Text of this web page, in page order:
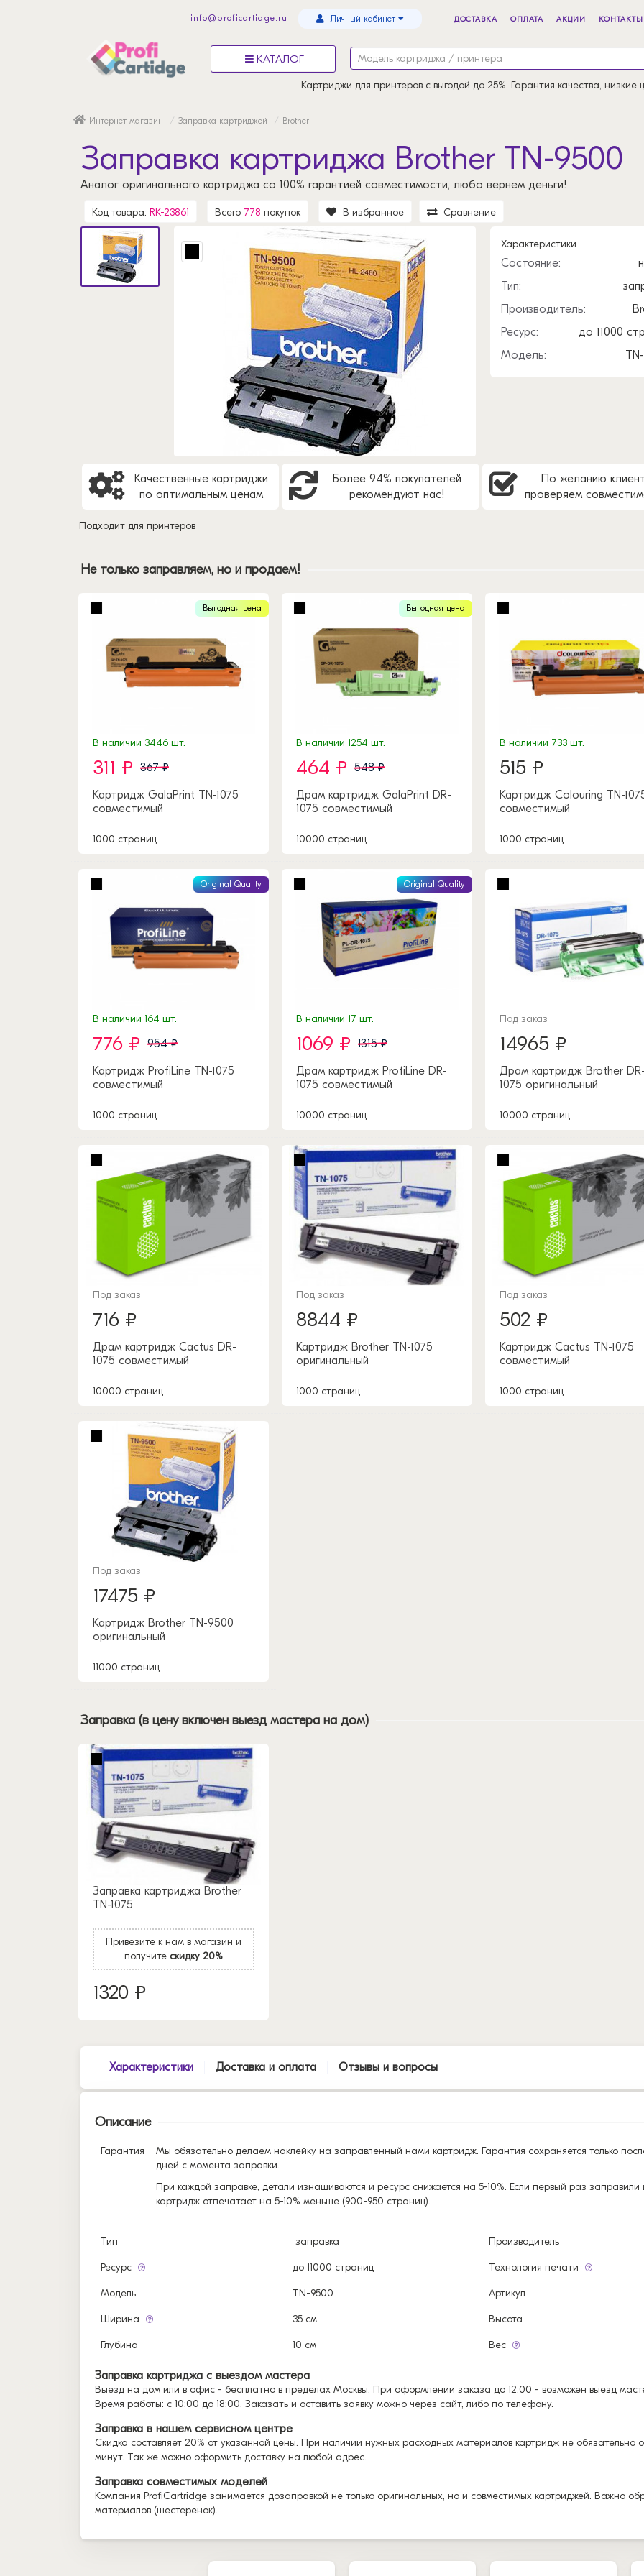
info@proficartidge.ru Личный кабинет ДОСТАВКА ОПЛАТА АКЦИИ КОНТАКТЫ
КАТАЛОГ
Картриджи для принтеров с выгодой до 25%. Гарантия качества, низкие
Интернет-магазин Заправка картриджей Brother
Заправка картриджа Brother TN-9500
Аналог оригинального картриджа со 100% гарантией совместимости, любо вернем деньги!
Код товара: RK-23861 Всего 778 покупок В избранное Сравнение
Характеристики
Состояние:
Тип:
Производитель:
Ресурс:
до 11000
Модель:
Качественные картриджи
по оптимальным ценам
Более 94% покупателей
рекомендуют нас!
По желанию
проверяем
Подходит для принтеров
Не только заправляем, но и продаем!
Выгодная цена
В наличии 3446 шт.
311 ₽ 367 ₽
Картридж GalaPrint TN-1075
совместимый
1000 страниц
Выгодная цена
В наличии 1254 шт.
464 ₽ 548 ₽
Драм картридж GalaPrint DR-
1075 совместимый
10000 страниц
В наличии 733 шт.
515 ₽
Картридж Colouring TN-
совместимый
1000 страниц
Original Quality
В наличии 164 шт.
776 ₽ 954 ₽
Картридж ProfiLine TN-1075
совместимый
1000 страниц
Original Quality
В наличии 17 шт.
1069 ₽ 1315 ₽
Драм картридж ProfiLine DR-
1075 совместимый
10000 страниц
Под заказ
14965 ₽
Драм картридж Brother
1075 оригинальный
10000 страниц
Под заказ
716 ₽
Драм картридж Cactus DR-
1075 совместимый
10000 страниц
Под заказ
8844 ₽
Картридж Brother TN-1075
оригинальный
1000 страниц
Под заказ
502 ₽
Картридж Cactus TN-1075
совместимый
1000 страниц
Под заказ
17475 ₽
Картридж Brother TN-9500
оригинальный
11000 страниц
Заправка (в цену включен выезд мастера на дом)
Заправка картриджа Brother
TN-1075
Привезите к нам в магазин и
получите скидку 20%
1320 ₽
Характеристики Доставка и оплата Отзывы и вопросы
Описание
Гарантия
Мы обязательно делаем наклейку на заправленный нами картридж. Гарантия сохраняется только
дней с момента заправки.
При каждой заправке, детали изнашиваются и ресурс снижается на 5-10%. Если первый раз
картридж отпечатает на 5-10% меньше (900-950 страниц).
Тип заправка Производитель
Ресурс до 11000 страниц Технология печати
Модель TN-9500 Артикул
Ширина 35 см Высота
Глубина 10 см Вес
Заправка картриджа с выездом мастера
Выезд на дом или в офис - бесплатно в пределах Москвы. При оформлении заказа до 12:00 - возможен выезд
Время работы: с 10:00 до 18:00. Заказать и оставить заявку можно через сайт, либо по телефону.
Заправка в нашем сервисном центре
Скидка составляет 20% от указанной цены. При наличии нужных расходных материалов картридж не обязательно
минут. Так же можно оформить доставку на любой адрес.
Заправка совместимых моделей
Компания ProfiCartridge занимается дозаправкой не только оригинальных, но и совместимых картриджей. Важно
материалов (шестеренок).